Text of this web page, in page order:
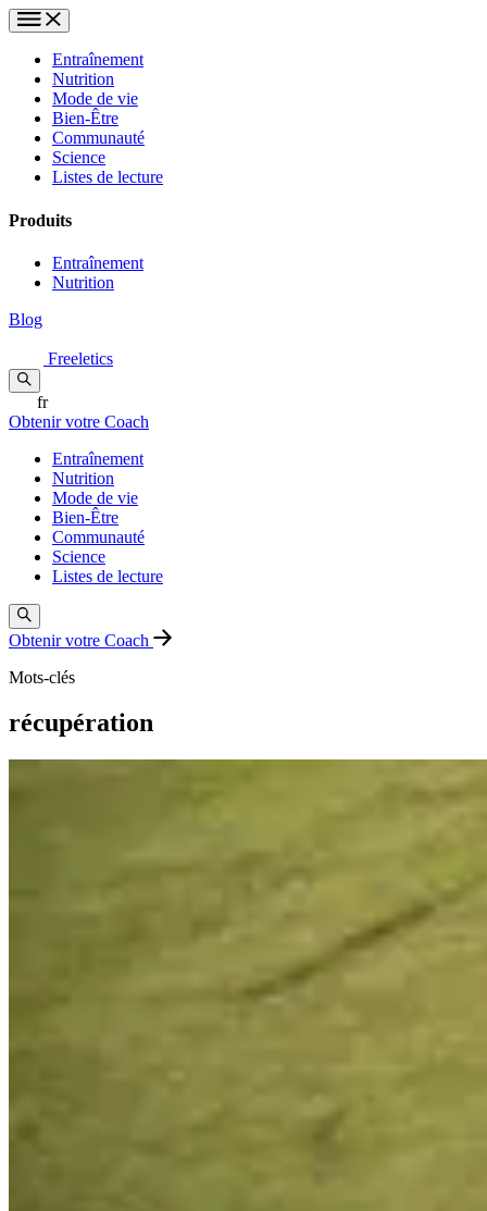
Entraînement
Nutrition
Mode de vie
Bien-Être
Communauté
Science
Listes de lecture
Produits
Entraînement
Nutrition
Blog
Freeletics
fr
Obtenir votre Coach
Entraînement
Nutrition
Mode de vie
Bien-Être
Communauté
Science
Listes de lecture
Obtenir votre Coach
Mots-clés
récupération